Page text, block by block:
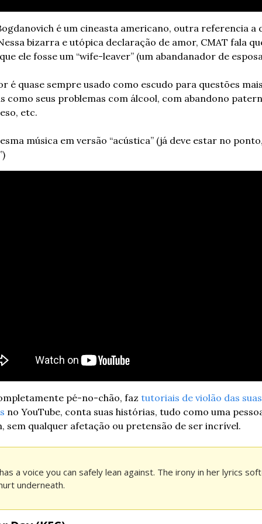
é um cineasta americano, outra referencia a
bizarra e utópica declaração de amor, CMAT fala
ele fosse um “wife-leaver” (um abandanador de
é quase sempre usado como escudo para questões
como seus problemas com álcool, com abandono
etc.
música em versão “acústica” (já deve estar no
pé-no-chão, faz tutoriais de violão das suas
no YouTube, conta suas histórias, tudo como uma
sem qualquer afetação ou pretensão de ser incrível.
a voice you can safely lean against. The irony in her lyrics
underneath.